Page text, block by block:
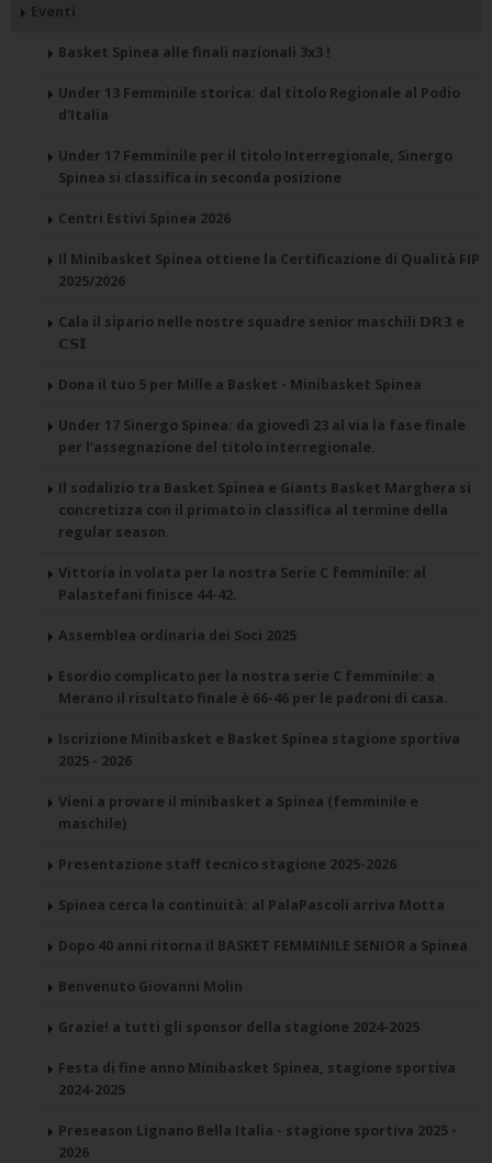
Eventi
Basket Spinea alle finali nazionali 3x3 !
Under 13 Femminile storica: dal titolo Regionale al Podio
d'Italia
Under 17 Femminile per il titolo Interregionale, Sinergo
Spinea si classifica in seconda posizione
Centri Estivi Spinea 2026
Il Minibasket Spinea ottiene la Certificazione di Qualità FIP
2025/2026
Cala il sipario nelle nostre squadre senior maschili 𝗗𝗥𝟯 e
𝗖𝗦𝗜
Dona il tuo 5 per Mille a Basket - Minibasket Spinea
Under 17 Sinergo Spinea: da giovedì 23 al via la fase finale
per l’assegnazione del titolo interregionale.
Il sodalizio tra Basket Spinea e Giants Basket Marghera si
concretizza con il primato in classifica al termine della
regular season.
Vittoria in volata per la nostra Serie C femminile: al
Palastefani finisce 44-42.
Assemblea ordinaria dei Soci 2025
Esordio complicato per la nostra serie C femminile: a
Merano il risultato finale è 66-46 per le padroni di casa.
Iscrizione Minibasket e Basket Spinea stagione sportiva
2025 - 2026
Vieni a provare il minibasket a Spinea (femminile e
maschile)
Presentazione staff tecnico stagione 2025-2026
Spinea cerca la continuità: al PalaPascoli arriva Motta
Dopo 40 anni ritorna il BASKET FEMMINILE SENIOR a Spinea
Benvenuto Giovanni Molin
Grazie! a tutti gli sponsor della stagione 2024-2025
Festa di fine anno Minibasket Spinea, stagione sportiva
2024-2025
Preseason Lignano Bella Italia - stagione sportiva 2025 -
2026